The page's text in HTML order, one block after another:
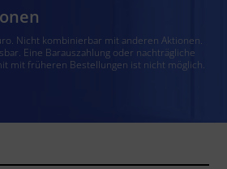
Nicht kombinierbar mit anderen Aktionen.
Eine Barauszahlung oder nachträgliche
mit früheren Bestellungen ist nicht möglich.